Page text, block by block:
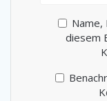
Name,
diesem